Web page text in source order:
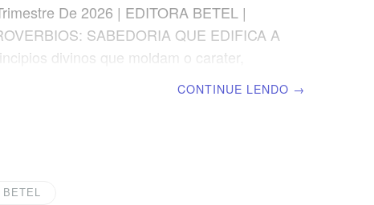
De 2026 | EDITORA BETEL |
SABEDORIA QUE EDIFICA A
divinos que moldam o carater,
APLICADA As palavras podem edificar ou
CONTINUE LENDO →
BETEL